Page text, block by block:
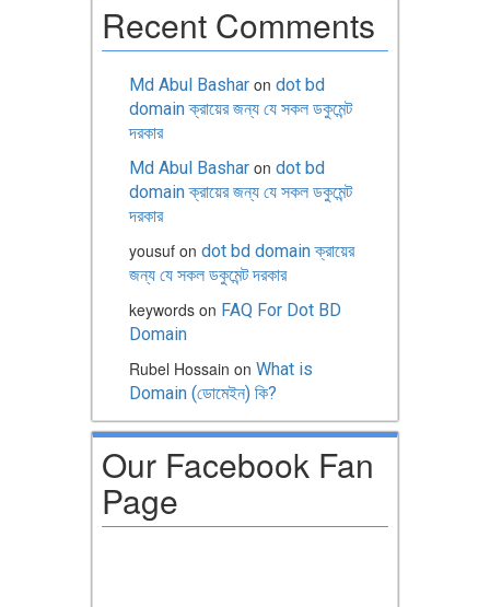
Recent Comments
Md Abul Bashar on dot bd
domain ক্রায়ের জন্য যে সকল ডকুমেন্ট
দরকার
Md Abul Bashar on dot bd
domain ক্রায়ের জন্য যে সকল ডকুমেন্ট
দরকার
yousuf on dot bd domain ক্রায়ের
জন্য যে সকল ডকুমেন্ট দরকার
keywords on FAQ For Dot BD
Domain
Rubel Hossain on What is
Domain (ডোমেইন) কি?
Our Facebook Fan
Page